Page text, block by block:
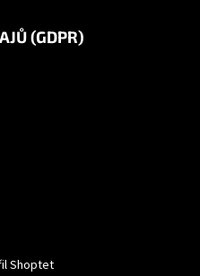
(GDPR)
Shoptet